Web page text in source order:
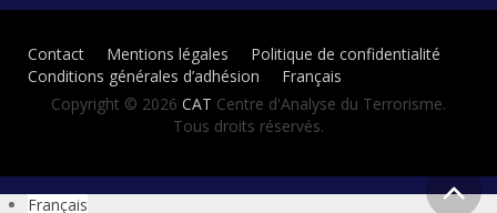
e
Contact Mentions légales
Politique de confidentialité
Conditions générales d’adhésion
Français
Copyright © 2026 CAT Centre d'Analyse du Terrorisme.
Tous droits réservés.
Français